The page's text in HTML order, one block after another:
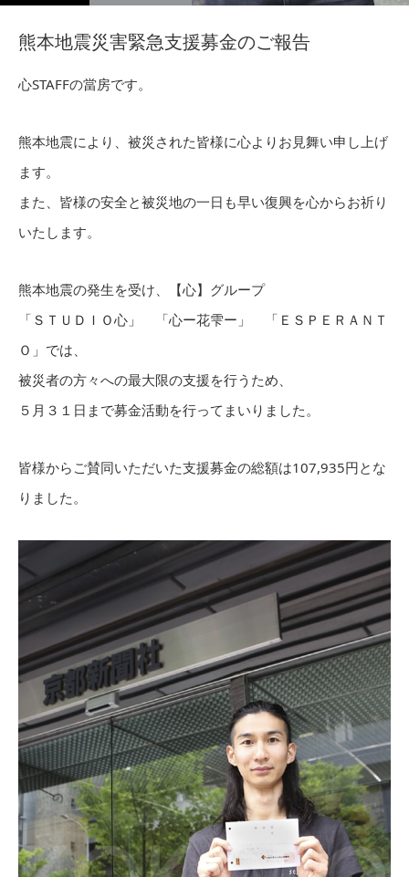
熊本地震災害緊急支援募金のご報告
心STAFFの當房です。
熊本地震により、被災された皆様に心よりお見舞い申し上げ
ます。
また、皆様の安全と被災地の一日も早い復興を心からお祈り
いたします。
熊本地震の発生を受け、【心】グループ
「ＳＴＵＤＩＯ心」 「心ー花雫ー」 「ＥＳＰＥＲＡＮＴ
Ｏ」では、
被災者の方々への最大限の支援を行うため、
５月３１日まで募金活動を行ってまいりました。
皆様からご賛同いただいた支援募金の総額は107,935円とな
りました。